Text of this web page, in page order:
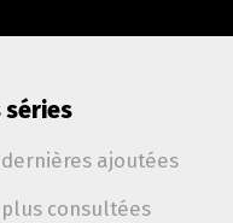
séries
dernières ajoutées
plus consultées